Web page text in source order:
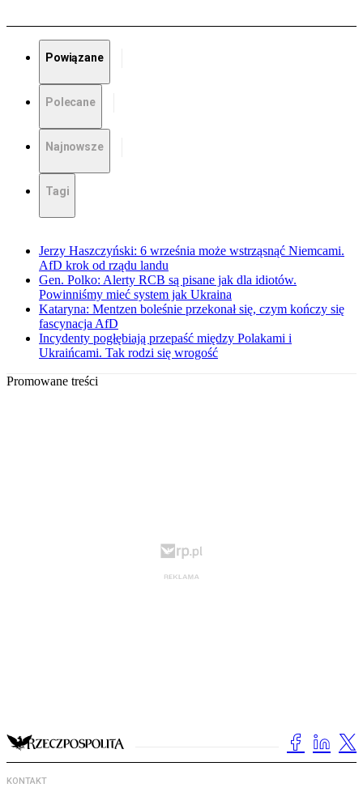
Powiązane
Polecane
Najnowsze
Tagi
Jerzy Haszczyński: 6 września może wstrząsnąć Niemcami.
AfD krok od rządu landu
Gen. Polko: Alerty RCB są pisane jak dla idiotów.
Powinniśmy mieć system jak Ukraina
Kataryna: Mentzen boleśnie przekonał się, czym kończy się
fascynacja AfD
Incydenty pogłębiają przepaść między Polakami i
Ukraińcami. Tak rodzi się wrogość
Promowane treści
KONTAKT